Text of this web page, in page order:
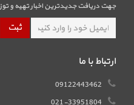
جهت دریافت جدیدترین اخبار تهیه و
ارتباط با ما
09122443462
021-33951804